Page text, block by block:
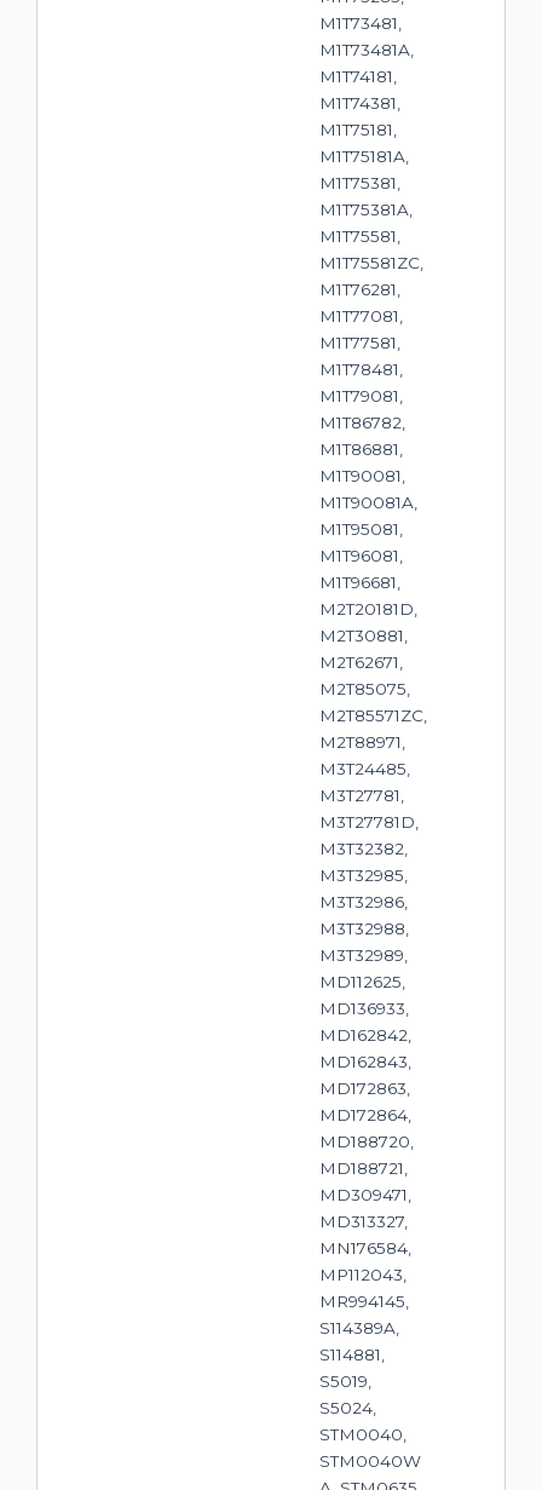
M1T73481,
M1T73481A,
M1T74181,
M1T74381,
M1T75181,
M1T75181A,
M1T75381,
M1T75381A,
M1T75581,
M1T75581ZC,
M1T76281,
M1T77081,
M1T77581,
M1T78481,
M1T79081,
M1T86782,
M1T86881,
M1T90081,
M1T90081A,
M1T95081,
M1T96081,
M1T96681,
M2T20181D,
M2T30881,
M2T62671,
M2T85075,
M2T85571ZC,
M2T88971,
M3T24485,
M3T27781,
M3T27781D,
M3T32382,
M3T32985,
M3T32986,
M3T32988,
M3T32989,
MD112625,
MD136933,
MD162842,
MD162843,
MD172863,
MD172864,
MD188720,
MD188721,
MD309471,
MD313327,
MN176584,
MP112043,
MR994145,
S114389A,
S114881,
S5019,
S5024,
STM0040,
STM0040W